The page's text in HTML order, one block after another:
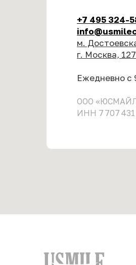
+7 495 324-
м.
г. Москва,
Ежедневно с
ООО
ИНН 7 707 431